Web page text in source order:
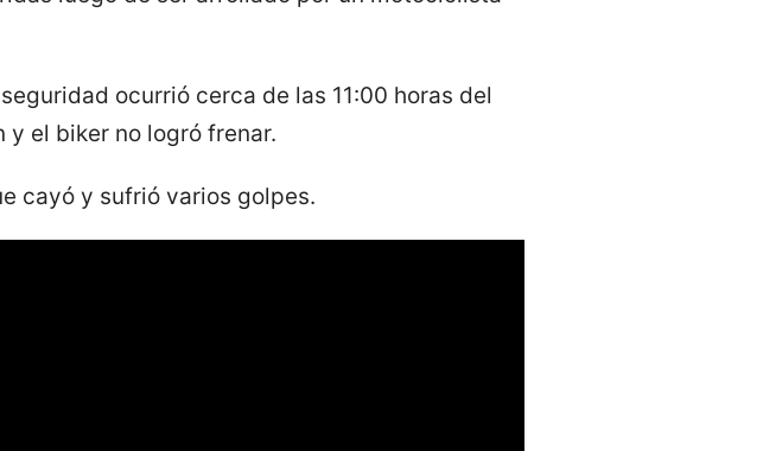
ocurrió cerca de las 11:00 horas del
el biker no logró frenar.
cayó y sufrió varios golpes.